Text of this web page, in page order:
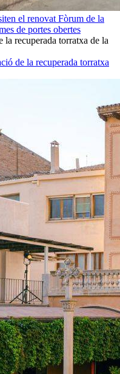
el renovat Fòrum de la
de portes obertes
de la recuperada torratxa